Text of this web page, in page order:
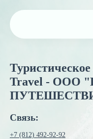
Подбор тура
Горящие туры
Календарь туров
Контакты
Travel - ООО
Связь:
+7 (812) 492-92-92